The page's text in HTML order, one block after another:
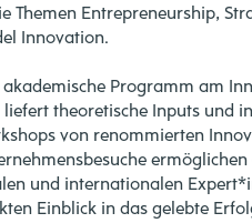
Themen Entrepreneurship,
Innovation.
akademische Programm am
liefert theoretische Inputs und
von renommierten
und internationalen
Einblick in das gelebte